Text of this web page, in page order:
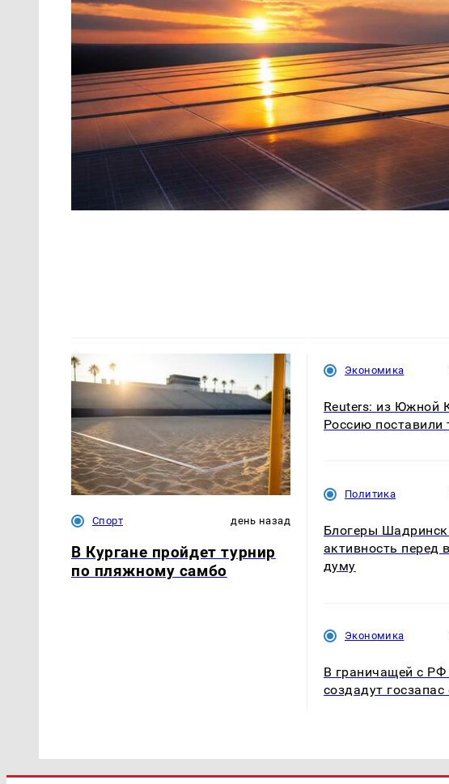
Спорт день назад
В Кургане пройдет турнир
по пляжному самбо
Экономика
Reuters: из Южной
Россию поставили
Политика
Блогеры
активность перед
думу
Экономика
В граничащей с РФ
создадут